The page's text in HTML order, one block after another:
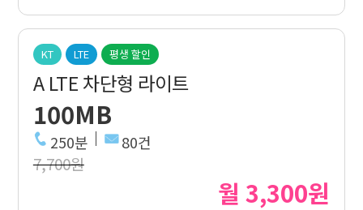
KT LTE 평생 할인
A LTE 차단형 라이트
100MB
250분 80건
7,700원
월 3,300원